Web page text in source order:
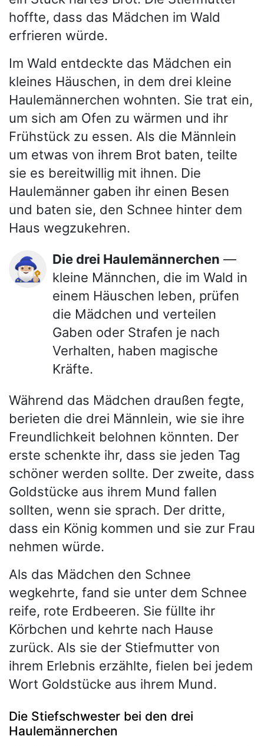
hoffte, dass das Mädchen im Wald
erfrieren würde.
Im Wald entdeckte das Mädchen ein
kleines Häuschen, in dem drei kleine
Haulemännerchen wohnten. Sie trat ein,
um sich am Ofen zu wärmen und ihr
Frühstück zu essen. Als die Männlein
um etwas von ihrem Brot baten, teilte
sie es bereitwillig mit ihnen. Die
Haulemänner gaben ihr einen Besen
und baten sie, den Schnee hinter dem
Haus wegzukehren.
🧙🏼‍♂️ Die drei Haulemännerchen —
kleine Männchen, die im Wald in
einem Häuschen leben, prüfen
die Mädchen und verteilen
Gaben oder Strafen je nach
Verhalten, haben magische
Kräfte.
Während das Mädchen draußen fegte,
berieten die drei Männlein, wie sie ihre
Freundlichkeit belohnen könnten. Der
erste schenkte ihr, dass sie jeden Tag
schöner werden sollte. Der zweite, dass
Goldstücke aus ihrem Mund fallen
sollten, wenn sie sprach. Der dritte,
dass ein König kommen und sie zur Frau
nehmen würde.
Als das Mädchen den Schnee
wegkehrte, fand sie unter dem Schnee
reife, rote Erdbeeren. Sie füllte ihr
Körbchen und kehrte nach Hause
zurück. Als sie der Stiefmutter von
ihrem Erlebnis erzählte, fielen bei jedem
Wort Goldstücke aus ihrem Mund.
Die Stiefschwester bei den drei
Haulemännerchen